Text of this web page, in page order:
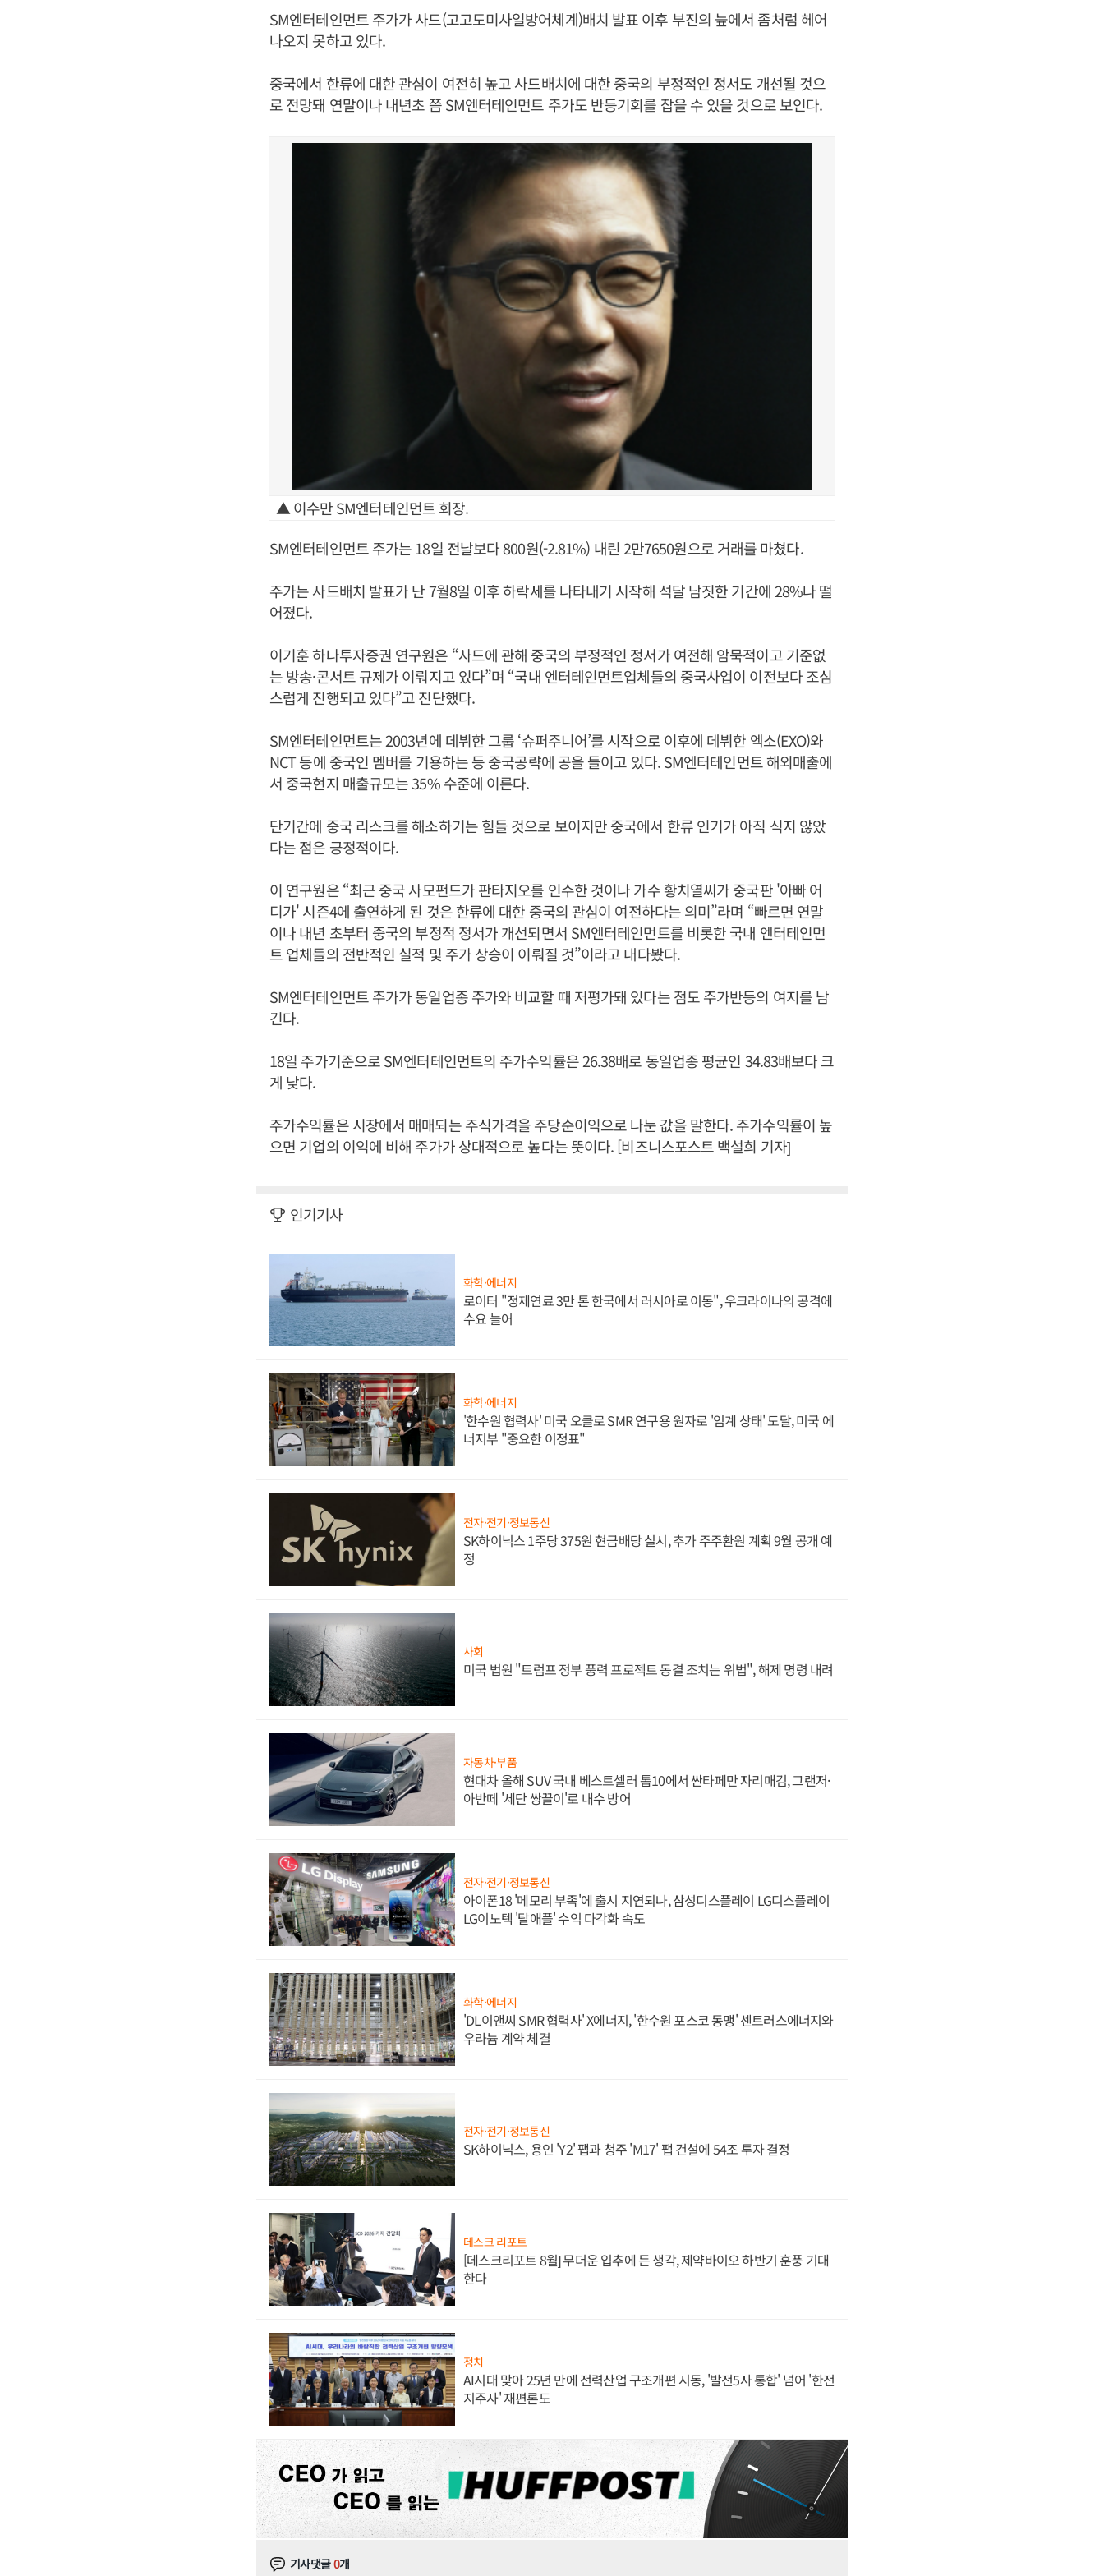
SM엔터테인먼트 주가가 사드(고고도미사일방어체계)배치 발표 이후 부진의 늪에서 좀처럼 헤어
나오지 못하고 있다.
중국에서 한류에 대한 관심이 여전히 높고 사드배치에 대한 중국의 부정적인 정서도 개선될 것으
로 전망돼 연말이나 내년초 쯤 SM엔터테인먼트 주가도 반등기회를 잡을 수 있을 것으로 보인다.
▲ 이수만 SM엔터테인먼트 회장.
SM엔터테인먼트 주가는 18일 전날보다 800원(-2.81%) 내린 2만7650원으로 거래를 마쳤다.
주가는 사드배치 발표가 난 7월8일 이후 하락세를 나타내기 시작해 석달 남짓한 기간에 28%나 떨
어졌다.
이기훈 하나투자증권 연구원은 “사드에 관해 중국의 부정적인 정서가 여전해 암묵적이고 기준없
는 방송·콘서트 규제가 이뤄지고 있다”며 “국내 엔터테인먼트업체들의 중국사업이 이전보다 조심
스럽게 진행되고 있다”고 진단했다.
SM엔터테인먼트는 2003년에 데뷔한 그룹 ‘슈퍼주니어’를 시작으로 이후에 데뷔한 엑소(EXO)와
NCT 등에 중국인 멤버를 기용하는 등 중국공략에 공을 들이고 있다. SM엔터테인먼트 해외매출에
서 중국현지 매출규모는 35% 수준에 이른다.
단기간에 중국 리스크를 해소하기는 힘들 것으로 보이지만 중국에서 한류 인기가 아직 식지 않았
다는 점은 긍정적이다.
이 연구원은 “최근 중국 사모펀드가 판타지오를 인수한 것이나 가수 황치열씨가 중국판 '아빠 어
디가' 시즌4에 출연하게 된 것은 한류에 대한 중국의 관심이 여전하다는 의미”라며 “빠르면 연말
이나 내년 초부터 중국의 부정적 정서가 개선되면서 SM엔터테인먼트를 비롯한 국내 엔터테인먼
트 업체들의 전반적인 실적 및 주가 상승이 이뤄질 것”이라고 내다봤다.
SM엔터테인먼트 주가가 동일업종 주가와 비교할 때 저평가돼 있다는 점도 주가반등의 여지를 남
긴다.
18일 주가기준으로 SM엔터테인먼트의 주가수익률은 26.38배로 동일업종 평균인 34.83배보다 크
게 낮다.
주가수익률은 시장에서 매매되는 주식가격을 주당순이익으로 나눈 값을 말한다. 주가수익률이 높
으면 기업의 이익에 비해 주가가 상대적으로 높다는 뜻이다. [비즈니스포스트 백설희 기자]
인기기사
화학·에너지
로이터 "정제연료 3만 톤 한국에서 러시아로 이동", 우크라이나의 공격에
수요 늘어
화학·에너지
'한수원 협력사' 미국 오클로 SMR 연구용 원자로 '임계 상태' 도달, 미국 에
너지부 "중요한 이정표"
전자·전기·정보통신
SK하이닉스 1주당 375원 현금배당 실시, 추가 주주환원 계획 9월 공개 예
정
사회
미국 법원 "트럼프 정부 풍력 프로젝트 동결 조치는 위법", 해제 명령 내려
자동차·부품
현대차 올해 SUV 국내 베스트셀러 톱10에서 싼타페만 자리매김, 그랜저·
아반떼 '세단 쌍끌이'로 내수 방어
전자·전기·정보통신
아이폰18 '메모리 부족'에 출시 지연되나, 삼성디스플레이 LG디스플레이
LG이노텍 '탈애플' 수익 다각화 속도
화학·에너지
'DL이앤씨 SMR 협력사' X에너지, '한수원 포스코 동맹' 센트러스에너지와
우라늄 계약 체결
전자·전기·정보통신
SK하이닉스, 용인 'Y2' 팹과 청주 'M17' 팹 건설에 54조 투자 결정
데스크 리포트
[데스크리포트 8월] 무더운 입추에 든 생각, 제약바이오 하반기 훈풍 기대
한다
정치
AI시대 맞아 25년 만에 전력산업 구조개편 시동, '발전5사 통합' 넘어 '한전
지주사' 재편론도
기사댓글0개